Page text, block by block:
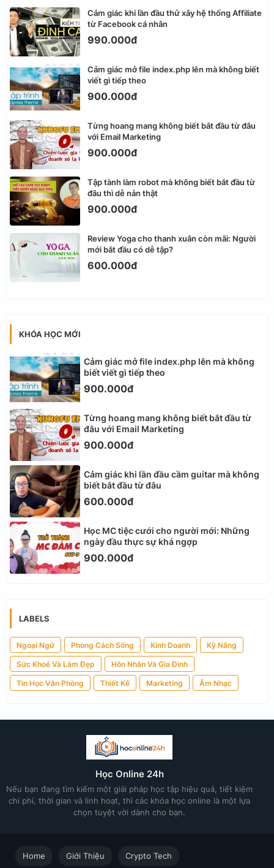
Cảm giác khi lần đầu thử xây hệ thống Affiliate
từ Facebook cá nhân
990.000đ
Cảm giác mở file index.php lên mà không biết
viết gì tiếp theo
900.000đ
Từng hoang mang không biết bắt đầu từ đâu
với Email Marketing
900.000đ
Tập tành làm robot mà không biết bắt đầu từ
đâu thì dễ nản thật
900.000đ
Review Yoga cho thanh xuân còn mãi: Người
mới bắt đầu có dễ tập?
600.000đ
KHÓA HỌC MỚI
Cảm giác mở file index.php lên mà không
biết viết gì tiếp theo
900.000đ
Từng hoang mang không biết bắt đầu từ
đâu với Email Marketing
900.000đ
Cảm giác khi lần đầu cầm guitar mà không
biết bắt đầu từ đâu
600.000đ
Học MC tiệc cưới cho người mới: Những
ngày đầu thực sự khá ngợp
900.000đ
LABELS
Ngoại Ngữ Phong Cách Sống Kinh Doanh Kỹ Năng
Sức Khoẻ Và Làm Đẹp Hôn Nhân Và Gia Đình
Tin Học Văn Phòng Thiết Kế Marketing Âm Nhạc
Học Online 24h
Nếu bạn đang tìm kiếm một giải pháp học tập hiệu quả, tiết kiệm
chi phí, thời gian và linh hoạt, thì các khóa học online là một lựa
chọn tuyệt vời dành cho bạn.
Home Giới Thiệu Crypto Tech